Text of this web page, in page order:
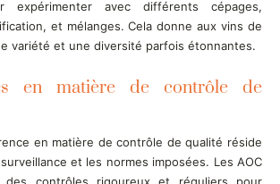
expérimenter avec différents cépages,
et mélanges. Cela donne aux vins de
variété et une diversité parfois étonnantes.
en matière de contrôle de
en matière de contrôle de qualité réside
et les normes imposées. Les AOC
des contrôles rigoureux et réguliers pour